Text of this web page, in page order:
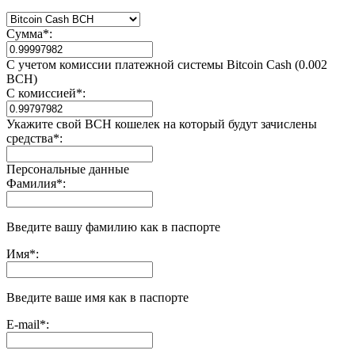
Сумма*:
С учетом комиссии платежной системы Bitcoin Cash (0.002
BCH)
С комиссией*:
Укажите свой BCH кошелек на который будут зачислены
средства*:
Персональные данные
Фамилия*:
Введите вашу фамилию как в паспорте
Имя*:
Введите ваше имя как в паспорте
E-mail*: